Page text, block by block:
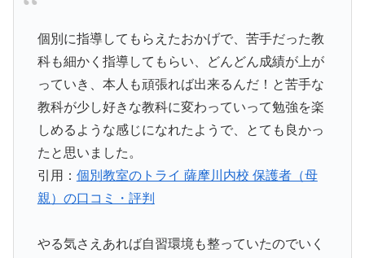
個別に指導してもらえたおかげで、苦手だった教
科も細かく指導してもらい、どんどん成績が上が
っていき、本人も頑張れば出来るんだ！と苦手な
教科が少し好きな教科に変わっていって勉強を楽
しめるような感じになれたようで、とても良かっ
たと思いました。
引用： 個別教室のトライ 薩摩川内校 保護者（母
親）の口コミ・評判
やる気さえあれば自習環境も整っていたのでいく